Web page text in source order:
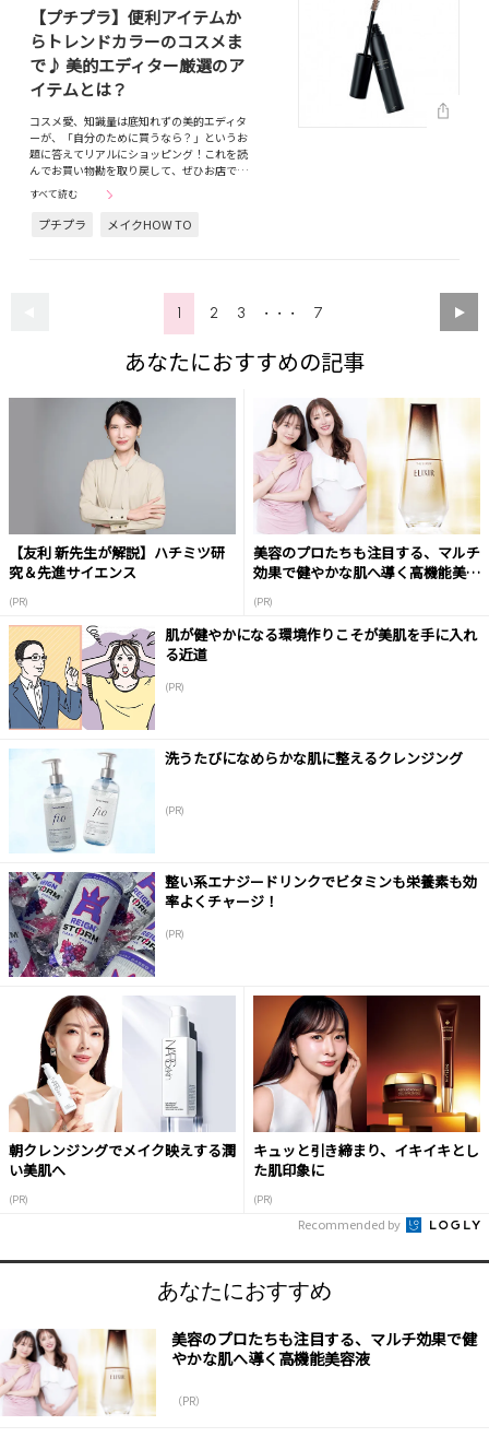
【プチプラ】便利アイテムか
らトレンドカラーのコスメま
で♪ 美的エディター厳選のア
イテムとは？
コスメ愛、知識量は底知れずの美的エディタ
ーが、「自分のために買うなら？」というお
題に答えてリアルにショッピング！これを読
んでお買い物勘を取り戻して、ぜひお店で…
すべて読む
プチプラ メイクHOW TO
1 2 3 ・・・ 7
あなたにおすすめの記事
【友利 新先生が解説】ハチミツ研
究＆先進サイエンス
(PR)
美容のプロたちも注目する、マルチ
効果で健やかな肌へ導く高機能美容
(PR)
肌が健やかになる環境作りこそが美肌を手に入れ
る近道
(PR)
洗うたびになめらかな肌に整えるクレンジング
(PR)
整い系エナジードリンクでビタミンも栄養素も効
率よくチャージ！
(PR)
朝クレンジングでメイク映えする潤
い美肌へ
(PR)
キュッと引き締まり、イキイキとし
た肌印象に
(PR)
Recommended by
あなたにおすすめ
美容のプロたちも注目する、マルチ効果で健
やかな肌へ導く高機能美容液
（PR）